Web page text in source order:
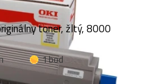
toner, žltý, 8000
1 bod